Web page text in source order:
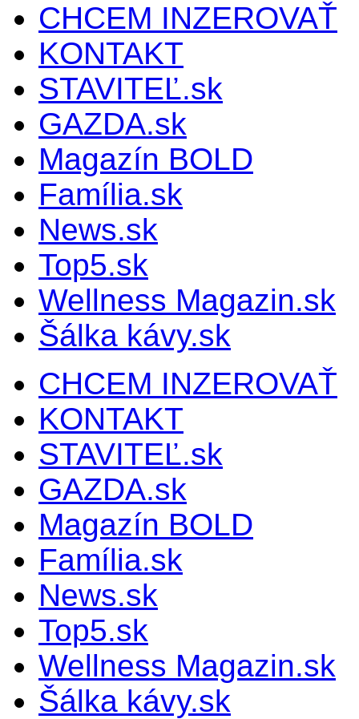
CHCEM INZEROVAŤ
KONTAKT
STAVITEĽ.sk
GAZDA.sk
Magazín BOLD
Família.sk
News.sk
Top5.sk
Wellness Magazin.sk
Šálka kávy.sk
CHCEM INZEROVAŤ
KONTAKT
STAVITEĽ.sk
GAZDA.sk
Magazín BOLD
Família.sk
News.sk
Top5.sk
Wellness Magazin.sk
Šálka kávy.sk